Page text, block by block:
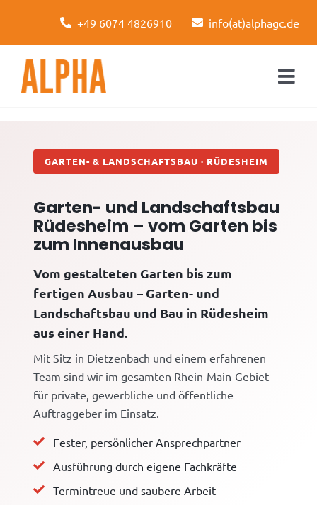
content
+49 6074 4826910 info(at)alphagc.de
Leistungen
Kontakt
GARTEN- & LANDSCHAFTSBAU · RÜDESHEIM
Garten- und Landschaftsbau
Rüdesheim – vom Garten bis
zum Innenausbau
Vom gestalteten Garten bis zum
fertigen Ausbau – Garten- und
Landschaftsbau und Bau in Rüdesheim
aus einer Hand.
Mit Sitz in Dietzenbach und einem erfahrenen
Team sind wir im gesamten Rhein-Main-Gebiet
für private, gewerbliche und öffentliche
Auftraggeber im Einsatz.
Fester, persönlicher Ansprechpartner
Ausführung durch eigene Fachkräfte
Termintreue und saubere Arbeit